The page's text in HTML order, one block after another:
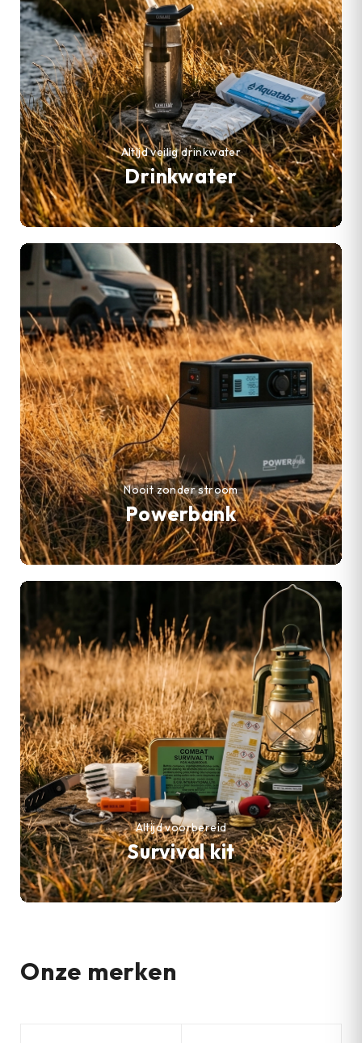
Drinkwater
Altijd veilig drinkwater
Powerbank
Nooit zonder stroom
Survival kit
Altijd voorbereid
Onze merken